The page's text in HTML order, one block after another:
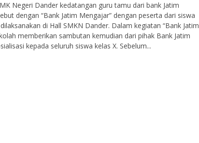
Negeri Dander kedatangan guru tamu dari bank Jatim
dengan “Bank Jatim Mengajar” dengan peserta dari siswa
di Hall SMKN Dander. Dalam kegiatan “Bank Jatim
memberikan sambutan kemudian dari pihak Bank Jatim
kepada seluruh siswa kelas X. Sebelum...